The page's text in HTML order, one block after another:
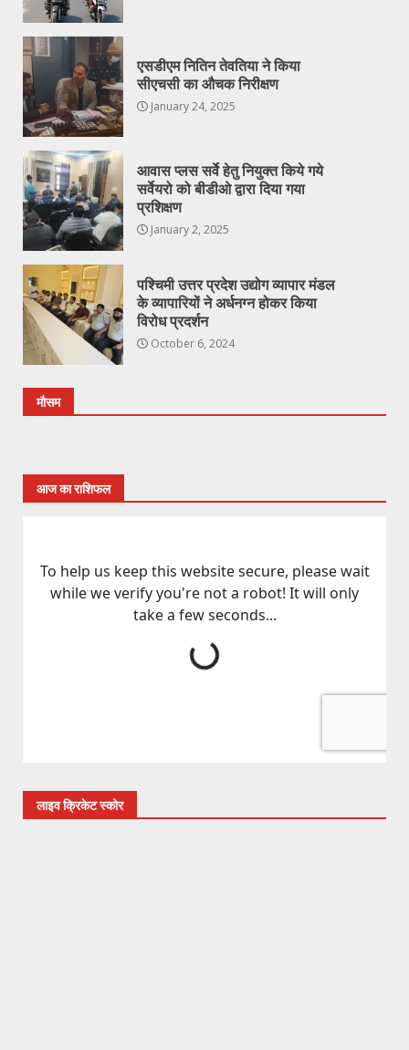
एसडीएम नितिन तेवतिया ने किया
सीएचसी का औचक निरीक्षण
January 24, 2025
आवास प्लस सर्वे हेतु नियुक्त किये गये
सर्वेयरो को बीडीओ द्वारा दिया गया
प्रशिक्षण
January 2, 2025
पश्चिमी उत्तर प्रदेश उद्योग व्यापार मंडल
के व्यापारियों ने अर्धनग्न होकर किया
विरोध प्रदर्शन
October 6, 2024
मौसम
आज का राशिफल
लाइव क्रिकेट स्कोर